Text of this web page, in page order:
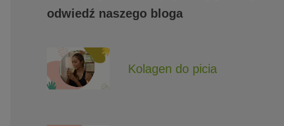
odwiedź naszego bloga
Kolagen do picia